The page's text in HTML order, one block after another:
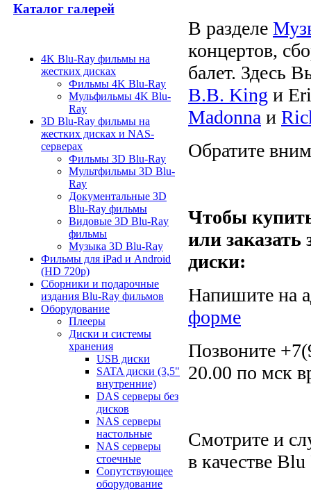
Каталог галерей
4K Blu-Ray фильмы на
жестких дисках
Фильмы 4K Blu-Ray
Мульфильмы 4K Blu-
Ray
3D Blu-Ray фильмы на
жестких дисках и NAS-
серверах
Фильмы 3D Blu-Ray
Мультфильмы 3D Blu-
Ray
Документальные 3D
Blu-Ray фильмы
Видовые 3D Blu-Ray
фильмы
Музыка 3D Blu-Ray
Фильмы для iPad и Android
(HD 720p)
Сборники и подарочные
издания Blu-Ray фильмов
Оборудование
Плееры
Диски и системы
хранения
USB диски
SATA диски (3,5"
внутренние)
DAS серверы без
дисков
NAS серверы
настольные
NAS серверы
стоечные
Сопутствующее
оборудование
В разделе
концертов,
балет. Здесь
B.B. King и
Madonna и
Обратите
Чтобы
или
диски:
Напишите на
форме
Позвоните
20.00 по мск
Смотрите и
в качестве